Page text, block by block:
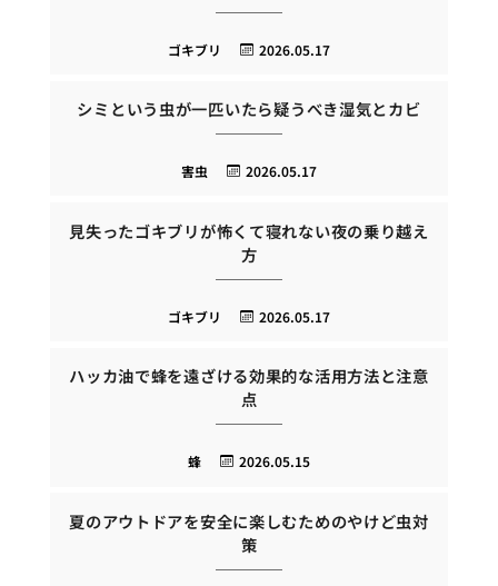
2026.05.17
ゴキブリ
シミという虫が一匹いたら疑うべき湿気とカビ
2026.05.17
害虫
見失ったゴキブリが怖くて寝れない夜の乗り越え
方
2026.05.17
ゴキブリ
ハッカ油で蜂を遠ざける効果的な活用方法と注意
点
2026.05.15
蜂
夏のアウトドアを安全に楽しむためのやけど虫対
策